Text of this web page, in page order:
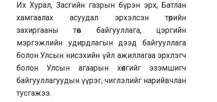
Их Хурал, Засгийн газрын бүрэн эрх, Батлан
хамгаалах асуудал эрхэлсэн төрийн
захиргааны төв байгууллага, цэргийн
мэргэжлийн удирдлагын дээд байгууллага
болон Улсын нисэхийн үйл ажиллагаа эрхлэгч
болон Улсын агаарын хөлгийг эзэмшигч
байгууллагуудын үүрэг, чиглэлийг нарийвчлан
тусгажээ.